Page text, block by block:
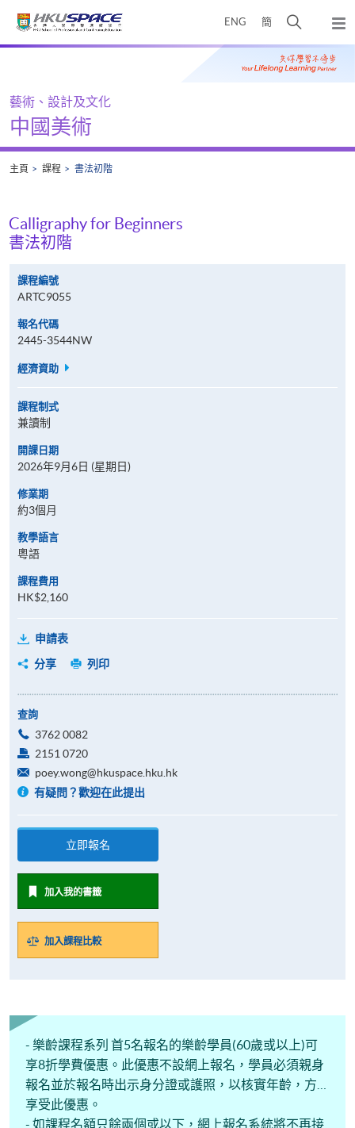
ENG 簡
開
搜
尋
彈
出
主
Main
藝術、設計及文化
中國美術
主頁 課程 書法初階
Calligraphy for Beginners
書法初階
課程編號
ARTC9055
報名代碼
2445-3544NW
經濟資助
課程制式
兼讀制
開課日期
2026年9月6日 (星期日)
修業期
約3個月
教學語言
粵語
課程費用
HK$2,160
申請表
分享
列印
查詢
3762 0082
2151 0720
poey.wong@hkuspace.hku.hk
有疑問？歡迎在此提出
立即報名
加入我的書籤
加入課程比較
- 樂齡課程系列 首5名報名的樂齡學員(60歲或以上)可
享8折學費優惠。此優惠不設網上報名，學員必須親身
報名並於報名時出示身分證或護照，以核實年齡，方可
享受此優惠。
- 如課程名額只餘兩個或以下，網上報名系統將不再接